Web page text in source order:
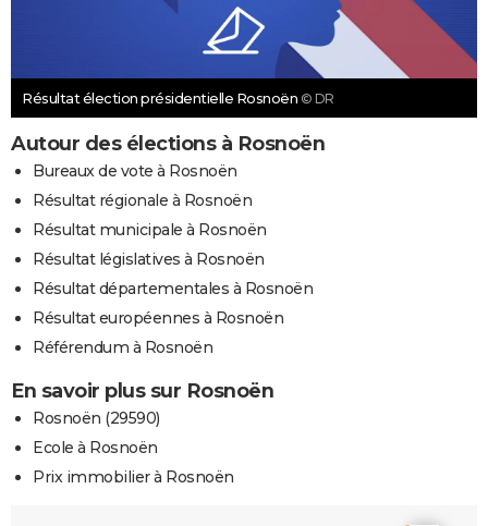
Résultat élection présidentielle Rosnoën © DR
Autour des élections à Rosnoën
Bureaux de vote à Rosnoën
Résultat régionale à Rosnoën
Résultat municipale à Rosnoën
Résultat législatives à Rosnoën
Résultat départementales à Rosnoën
Résultat européennes à Rosnoën
Référendum à Rosnoën
En savoir plus sur Rosnoën
Rosnoën (29590)
Ecole à Rosnoën
Prix immobilier à Rosnoën